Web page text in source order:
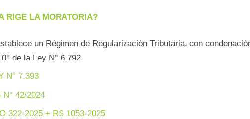
RIGE LA MORATORIA?
un Régimen de Regularización Tributaria, con
de la Ley N° 6.792.
N° 7.393
N° 42/2024
322-2025 + RS 1053-2025